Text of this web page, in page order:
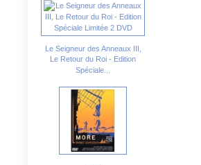
Le Seigneur des Anneaux III,
Le Retour du Roi - Edition
Spéciale...